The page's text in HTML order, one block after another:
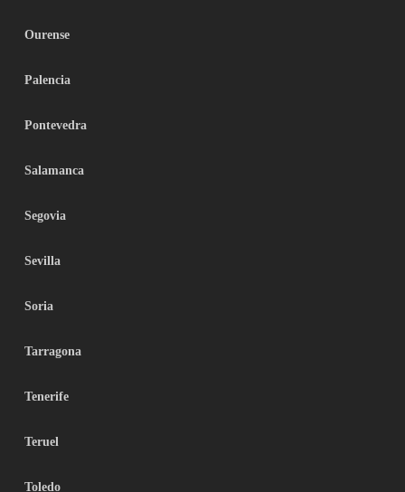
Ourense
Palencia
Pontevedra
Salamanca
Segovia
Sevilla
Soria
Tarragona
Tenerife
Teruel
Toledo